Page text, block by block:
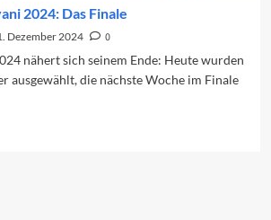
2024: Das Finale
Dezember 2024
0
nähert sich seinem Ende: Heute wurden
ausgewählt, die nächste Woche im Finale